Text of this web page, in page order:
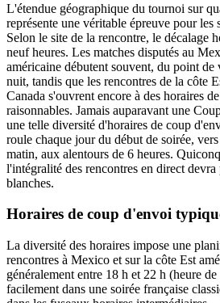
L'étendue géographique du tournoi sur
représente une véritable épreuve pour les
Selon le site de la rencontre, le décalage
neuf heures. Les matches disputés au
américaine débutent souvent, du point
nuit, tandis que les rencontres de la côte
Canada s'ouvrent encore à des horaires
raisonnables. Jamais auparavant une
une telle diversité d'horaires de coup
roule chaque jour du début de soirée,
matin, aux alentours de 6 heures.
l'intégralité des rencontres en direct
blanches.
Horaires de coup d'envoi
La diversité des horaires impose une
rencontres à Mexico et sur la côte Est
généralement entre 18 h et 22 h (heure
facilement dans une soirée française